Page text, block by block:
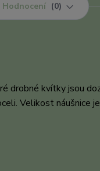
Hodnocení 0
drobné kvítky jsou
Velikost